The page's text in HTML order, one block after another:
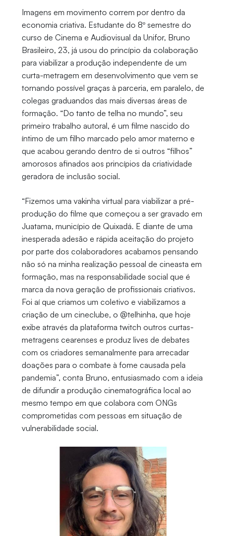
Imagens em movimento correm por dentro da
economia criativa. Estudante do 8º semestre do
curso de Cinema e Audiovisual da Unifor, Bruno
Brasileiro, 23, já usou do princípio da colaboração
para viabilizar a produção independente de um
curta-metragem em desenvolvimento que vem se
tornando possível graças à parceria, em paralelo, de
colegas graduandos das mais diversas áreas de
formação. “Do tanto de telha no mundo”, seu
primeiro trabalho autoral, é um filme nascido do
íntimo de um filho marcado pelo amor materno e
que acabou gerando dentro de si outros “filhos”
amorosos afinados aos princípios da criatividade
geradora de inclusão social.
“Fizemos uma vakinha virtual para viabilizar a pré-
produção do filme que começou a ser gravado em
Juatama, município de Quixadá. E diante de uma
inesperada adesão e rápida aceitação do projeto
por parte dos colaboradores acabamos pensando
não só na minha realização pessoal de cineasta em
formação, mas na responsabilidade social que é
marca da nova geração de profissionais criativos.
Foi aí que criamos um coletivo e viabilizamos a
criação de um cineclube, o @telhinha, que hoje
exibe através da plataforma twitch outros curtas-
metragens cearenses e produz lives de debates
com os criadores semanalmente para arrecadar
doações para o combate à fome causada pela
pandemia”, conta Bruno, entusiasmado com a ideia
de difundir a produção cinematográfica local ao
mesmo tempo em que colabora com ONGs
comprometidas com pessoas em situação de
vulnerabilidade social.